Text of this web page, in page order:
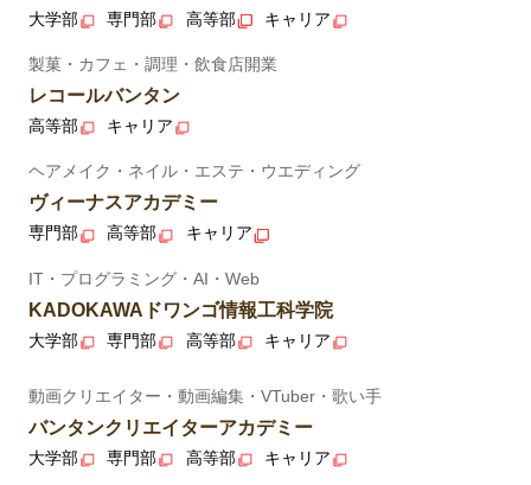
大学部 専門部 高等部 キャリア
製菓・カフェ・調理・飲食店開業
レコールバンタン
高等部 キャリア
ヘアメイク・ネイル・エステ・ウエディング
ヴィーナスアカデミー
専門部 高等部 キャリア
IT・プログラミング・AI・Web
KADOKAWAドワンゴ情報工科学院
大学部 専門部 高等部 キャリア
動画クリエイター・動画編集・VTuber・歌い手
バンタンクリエイターアカデミー
大学部 専門部 高等部 キャリア